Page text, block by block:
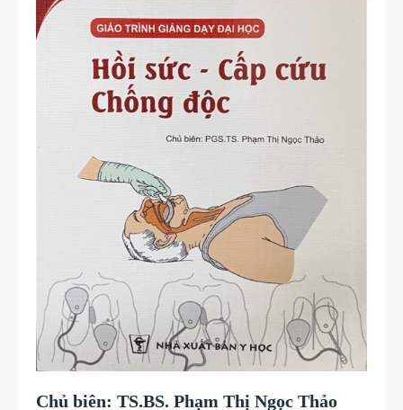
Chủ biên: TS.BS. Phạm Thị Ngọc Thảo